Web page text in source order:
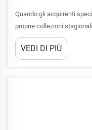
Quando gli acquirenti
proprie collezioni
dei motivi è spesso il
dagli scaffali e uno che
VEDI DI PIÙ